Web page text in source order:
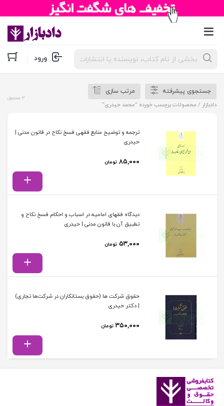
جستجوی
محصولات ورود
جستجوی پیشرفته
مرتب سازی
دادبازار / محصولات برچسب خورده “محمد حیدری”
3 محصول
ترجمه و توضیح منابع فقهی فسخ نکاح در قانون مدنی |
حیدری
۸۵,۰۰۰ تومان
دیدگاه فقهای امامیه در اسباب و احکام فسخ نکاح و
تطبیق آن با قانون مدنی | حیدری
۵۳,۰۰۰ تومان
حقوق شرکت ها (حقوق بستانکاران در شرکت‌ها تجاری)
| دکتر حیدری
۳۵۰,۰۰۰ تومان